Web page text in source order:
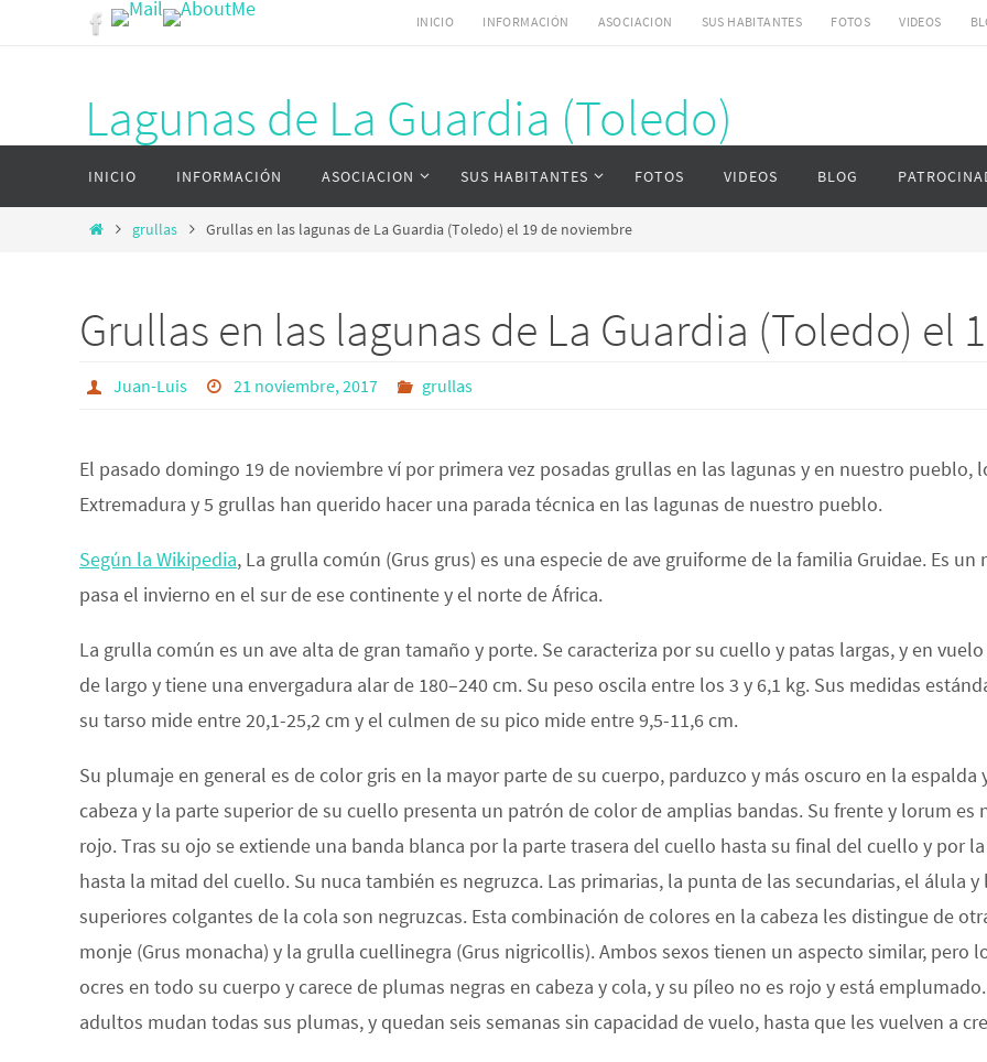
INICIO INFORMACIÓN ASOCIACION SUS HABITANTES FOTOS VIDEOS
Lagunas de La Guardia (Toledo)
Página web del complejo lagunar de La Guardia (Toledo)
contenido
INICIO INFORMACIÓN ASOCIACION SUS HABITANTES FOTOS VIDEOS BLOG
Iniciogrullas Grullas en las lagunas de La Guardia (Toledo) el 19 de noviembre
Grullas en las lagunas de La Guardia (Toledo) el
Juan-Luis 21 noviembre, 2017 grullas
El pasado domingo 19 de noviembre ví por primera vez posadas grullas en las lagunas y en nuestro pueblo,
Extremadura y 5 grullas han querido hacer una parada técnica en las lagunas de nuestro pueblo.
Según la Wikipedia, La grulla común (Grus grus) es una especie de ave gruiforme de la familia Gruidae. Es
pasa el invierno en el sur de ese continente y el norte de África.
La grulla común es un ave alta de gran tamaño y porte. Se caracteriza por su cuello y patas largas, y en
de largo y tiene una envergadura alar de 180–240 cm. Su peso oscila entre los 3 y 6,1 kg. Sus medidas
su tarso mide entre 20,1-25,2 cm y el culmen de su pico mide entre 9,5-11,6 cm.
Su plumaje en general es de color gris en la mayor parte de su cuerpo, parduzco y más oscuro en la
cabeza y la parte superior de su cuello presenta un patrón de color de amplias bandas. Su frente y lorum
rojo. Tras su ojo se extiende una banda blanca por la parte trasera del cuello hasta su final del cuello y por
hasta la mitad del cuello. Su nuca también es negruzca. Las primarias, la punta de las secundarias, el álula
superiores colgantes de la cola son negruzcas. Esta combinación de colores en la cabeza les distingue de
monje (Grus monacha) y la grulla cuellinegra (Grus nigricollis). Ambos sexos tienen un aspecto similar,
ocres en todo su cuerpo y carece de plumas negras en cabeza y cola, y su píleo no es rojo y está
adultos mudan todas sus plumas, y quedan seis semanas sin capacidad de vuelo, hasta que les vuelven a